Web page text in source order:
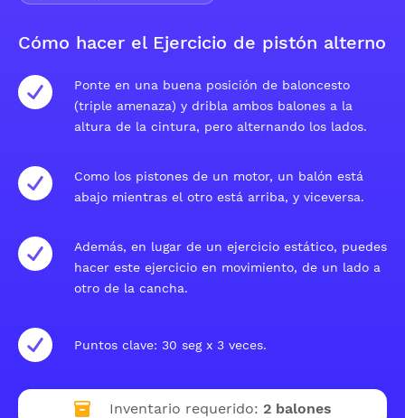
Cómo hacer el Ejercicio de pistón alterno
Ponte en una buena posición de baloncesto
(triple amenaza) y dribla ambos balones a la
altura de la cintura, pero alternando los lados.
Como los pistones de un motor, un balón está
abajo mientras el otro está arriba, y viceversa.
Además, en lugar de un ejercicio estático, puedes
hacer este ejercicio en movimiento, de un lado a
otro de la cancha.
Puntos clave: 30 seg x 3 veces.
Inventario requerido: 2 balones